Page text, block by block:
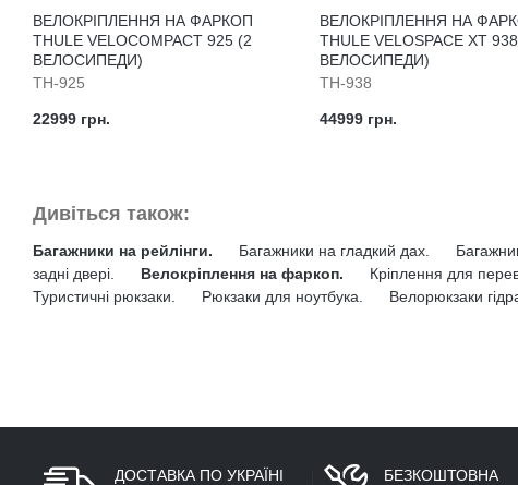
ВЕЛОКРІПЛЕННЯ НА ФАРКОП
THULE VELOCOMPACT 925 (2
ВЕЛОСИПЕДИ)
TH-925
22999 грн.
ВЕЛОКРІПЛЕННЯ НА
THULE VELOSPACE XT
ВЕЛОСИПЕДИ)
TH-938
44999 грн.
Дивіться також:
Багажники на рейлінги. Багажники на гладкий дах.
задні двері.
Велокріплення на фаркоп. Кріплення для
Туристичні рюкзаки.
Рюкзаки для ноутбука. Велорюкзаки
ДОСТАВКА ПО УКРАЇНІ
БЕЗКОШТОВНА